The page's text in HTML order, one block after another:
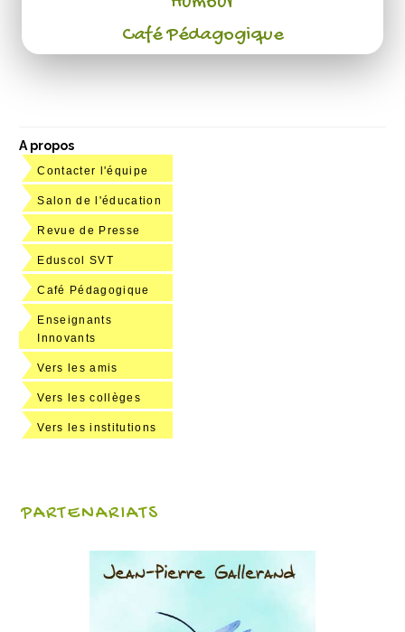
Café Pédagogique
A propos
Contacter l'équipe
Salon de l'éducation
Revue de Presse
Eduscol SVT
Café Pédagogique
Enseignants
Innovants
Vers les amis
Vers les collèges
Vers les institutions
PARTENARIATS